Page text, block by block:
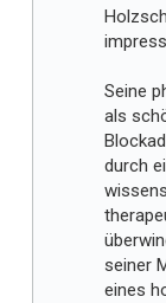
Seine
als
durch
seiner
eines